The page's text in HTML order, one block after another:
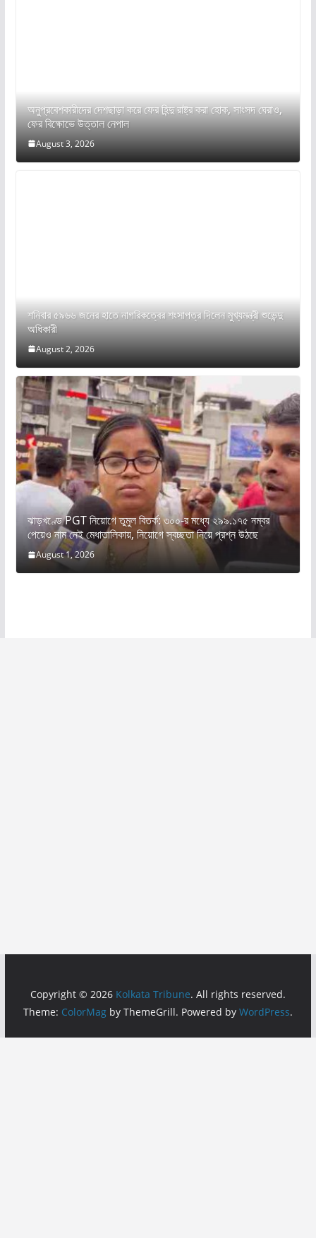
অনুপ্রবেশকারীদের দেশছাড়া করে ফের হিন্দু রাষ্ট্র করা হোক, সাংসদ ঘেরাও,
ফের বিক্ষোভে উত্তাল নেপাল
August 3, 2026
শনিবার ৫৯৬৬ জনের হাতে নাগরিকত্বের শংসাপত্র দিলেন মুখ্যমন্ত্রী শুভেন্দু
অধিকারী
August 2, 2026
ঝাড়খণ্ডে PGT নিয়োগে তুমুল বিতর্ক: ৩০০-র মধ্যে ২৯৯.১৭৫ নম্বর
পেয়েও নাম নেই মেধাতালিকায়, নিয়োগে স্বচ্ছতা নিয়ে প্রশ্ন উঠছে
August 1, 2026
Copyright © 2026 Kolkata Tribune. All rights reserved.
Theme: ColorMagby ThemeGrill. Powered by WordPress.